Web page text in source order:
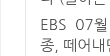
EBS
07
종, 떼어